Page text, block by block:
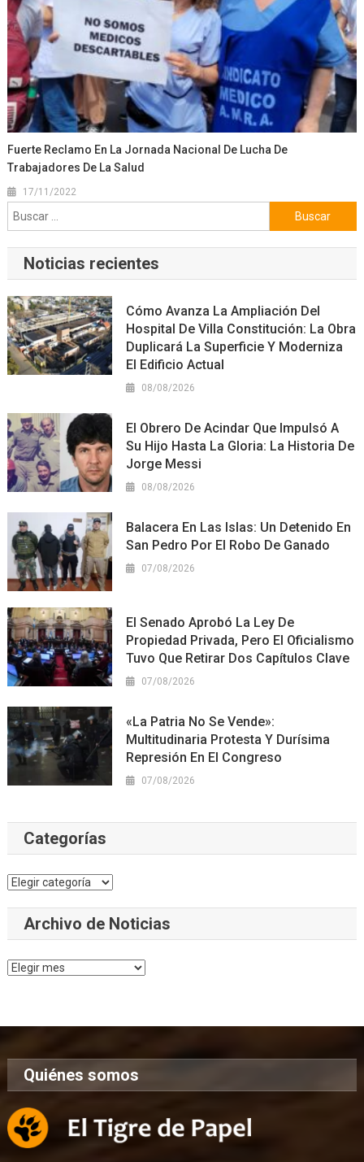
Fuerte Reclamo En La Jornada Nacional De Lucha De
Trabajadores De La Salud
17/11/2022
Buscar:
Noticias recientes
Cómo Avanza La Ampliación Del
Hospital De Villa Constitución: La Obra
Duplicará La Superficie Y Moderniza
El Edificio Actual
08/08/2026
El Obrero De Acindar Que Impulsó A
Su Hijo Hasta La Gloria: La Historia De
Jorge Messi
08/08/2026
Balacera En Las Islas: Un Detenido En
San Pedro Por El Robo De Ganado
07/08/2026
El Senado Aprobó La Ley De
Propiedad Privada, Pero El Oficialismo
Tuvo Que Retirar Dos Capítulos Clave
07/08/2026
«La Patria No Se Vende»:
Multitudinaria Protesta Y Durísima
Represión En El Congreso
07/08/2026
Categorías
Categorías
Archivo de Noticias
Archivo
Quiénes somos